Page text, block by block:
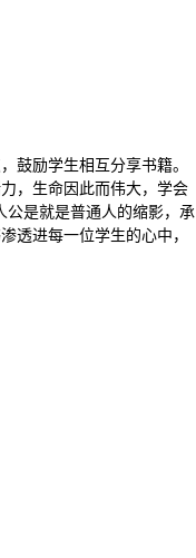
鼓励学生相互分享书籍。
，生命因此而伟大，学会
公是就是普通人的缩影，承
透进每一位学生的心中，